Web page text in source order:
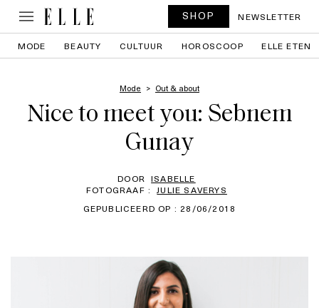
SHOP NEWSLETTER
MODE BEAUTY CULTUUR HOROSCOOP ELLE ETEN
Mode Out & about
Nice to meet you: Sebnem
Gunay
DOOR ISABELLE
FOTOGRAAF : JULIE SAVERYS
GEPUBLICEERD OP : 28/06/2018